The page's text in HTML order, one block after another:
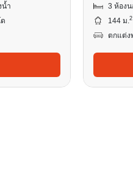
น้ำ
3 ห้อง
144 ม.2
ตกแต่ง